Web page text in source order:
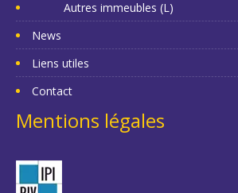
Autres immeubles (L)
News
Liens utiles
Contact
Mentions légales